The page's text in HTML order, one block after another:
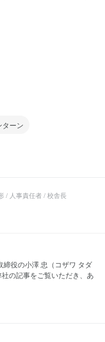
ターン
/ 人事責任者 / 校舎長
役の小澤 忠（コザワ タダ
の記事をご覧いただき、あ